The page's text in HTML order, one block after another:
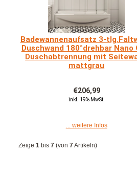
Badewannenaufsatz 3-
Duschwand 180°drehbar Nano
Duschabtrennung mit
mattgrau
€206,99
inkl. 19% MwSt.
... weitere Infos
Zeige1 bis7 (von7Artikeln)